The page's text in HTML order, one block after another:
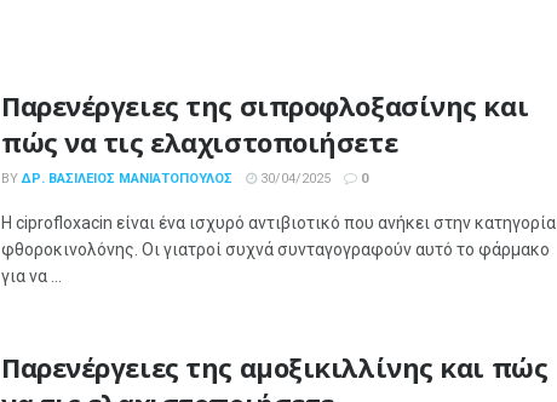
Παρενέργειες της σιπροφλοξασίνης και
πώς να τις ελαχιστοποιήσετε
BY ΔΡ. ΒΑΣΊΛΕΙΟΣ ΜΑΝΙΑΤΌΠΟΥΛΟΣ 30/04/2025 0
Η ciprofloxacin είναι ένα ισχυρό αντιβιοτικό που ανήκει στην κατηγορία
φθοροκινολόνης. Οι γιατροί συχνά συνταγογραφούν αυτό το φάρμακο
για να ...
Παρενέργειες της αμοξικιλλίνης και πώς